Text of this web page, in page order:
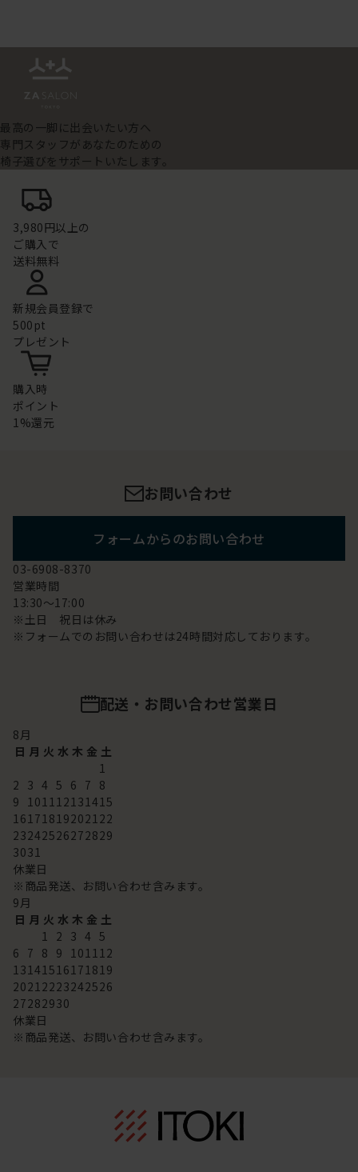
最高の一脚に出会いたい方へ
専門スタッフがあなたのための
椅子選びをサポートいたします。
3,980円以上の
ご購入で
送料無料
新規会員登録で
500pt
プレゼント
購入時
ポイント
1%還元
お問い合わせ
フォームからのお問い合わせ
03-6908-8370
営業時間
13:30～17:00
※土日 祝日は休み
※フォームでのお問い合わせは24時間対応しております。
配送・お問い合わせ営業日
8月
日 月 火 水 木 金 土
1
2 3 4 5 6 7 8
9 101112131415
16171819202122
23242526272829
3031
休業日
※商品発送、お問い合わせ含みます。
9月
日 月 火 水 木 金 土
1 2 3 4 5
6 7 8 9 101112
13141516171819
20212223242526
27282930
休業日
※商品発送、お問い合わせ含みます。